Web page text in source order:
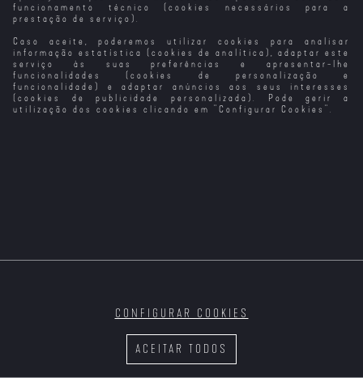
funcionamento técnico (cookies necessários para a
prestação de serviço).
Caso aceite, poderemos utilizar cookies para analisar
informação estatística (cookies de analítica), adaptar este
serviço às suas preferências e apresentar-lhe
funcionalidades (cookies de personalização e
funcionalidade) e adaptar anúncios aos seus interesses
(cookies de publicidade personalizada). Pode gerir a
utilização dos cookies clicando em " Configurar Cookies ".
ACEITAR TODOS
CONFIGURAR COOKIES
Três Menos Eu
A Herdeira e o
Faz-tudo
A Mulher Que
Acreditava Ser
Presidente Dos
EUA
Ossos E Tudo
Perfeito
T1